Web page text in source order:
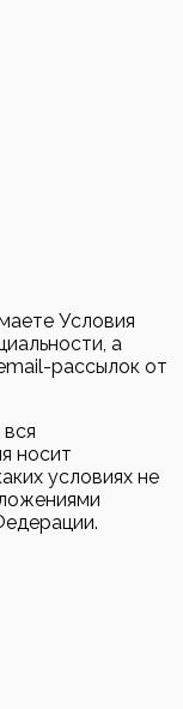
Условия
а
рассылок от
носит
условиях не